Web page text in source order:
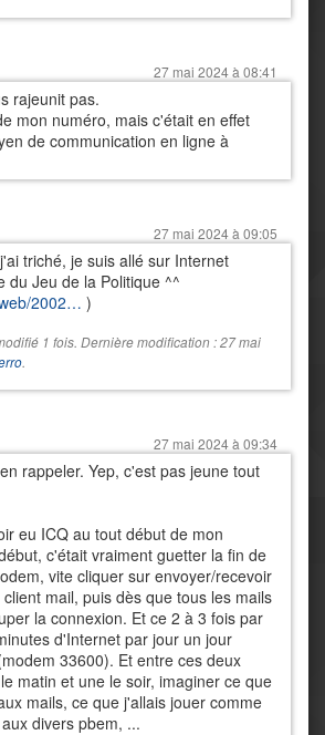
27 mai 2024 à 08:41
rajeunit pas.
mon numéro, mais c'était en effet
de communication en ligne à
27 mai 2024 à 09:05
triché, je suis allé sur Internet
du Jeu de la Politique ^^
2002… )
1 fois. Dernière modification : 27 mai
.
27 mai 2024 à 09:34
rappeler. Yep, c'est pas jeune tout
eu ICQ au tout début de mon
c'était vraiment guetter la fin de
vite cliquer sur envoyer/recevoir
mail, puis dès que tous les mails
la connexion. Et ce 2 à 3 fois par
d'Internet par jour un jour
33600). Et entre ces deux
matin et une le soir, imaginer ce que
mails, ce que j'allais jouer comme
divers pbem, ...